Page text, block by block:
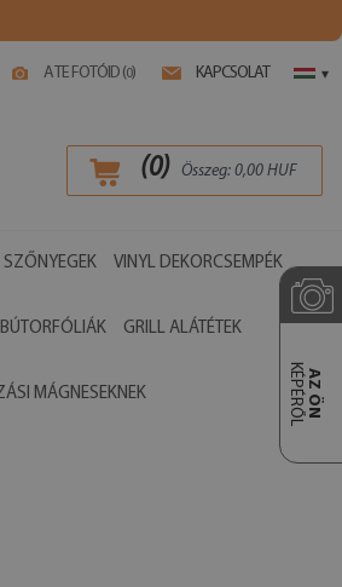
A TE FOTÓID (0) KAPCSOLAT ▾
(0) Összeg: 0,00 HUF
VINYL DEKORCSEMPÉK
BÚTORFÓLIÁK GRILL ALÁTÉTEK
MÁGNESEKNEK AZ ÖN
KÉPÉRŐL